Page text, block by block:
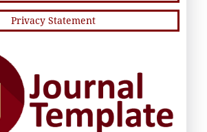
Privacy Statement